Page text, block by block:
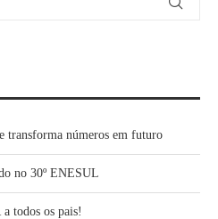
transforma números em futuro
no 30º ENESUL
todos os pais!